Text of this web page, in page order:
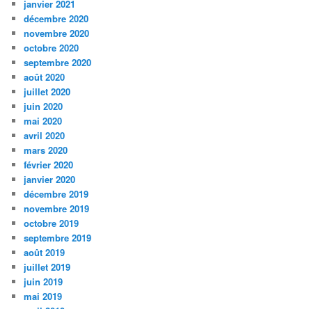
janvier 2021
décembre 2020
novembre 2020
octobre 2020
septembre 2020
août 2020
juillet 2020
juin 2020
mai 2020
avril 2020
mars 2020
février 2020
janvier 2020
décembre 2019
novembre 2019
octobre 2019
septembre 2019
août 2019
juillet 2019
juin 2019
mai 2019